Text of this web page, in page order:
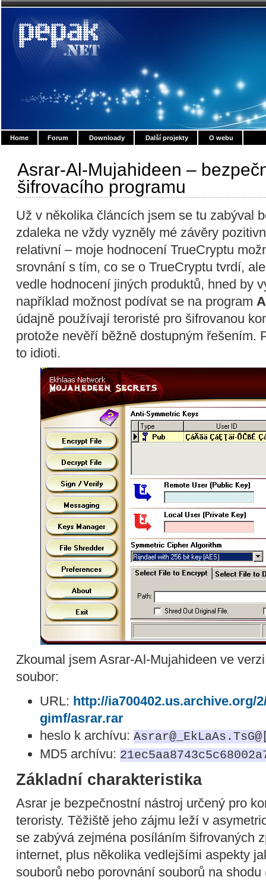
Home Forum Downloady Další projekty O webu
Asrar-Al-Mujahideen –
šifrovacího programu
Už v několika článcích jsem se tu zabýval
zdaleka ne vždy vyzněly mé závěry
relativní – moje hodnocení TrueCryptu
srovnání s tím, co se o TrueCryptu tvrdí,
vedle hodnocení jiných produktů, hned by
například možnost podívat se na program
údajně používají teroristé pro šifrovanou
protože nevěří běžně dostupným řešením.
to idioti.
Zkoumal jsem Asrar-Al-Mujahideen ve
soubor:
URL: http://ia700402.us.archive.org/
gimf/asrar.rar
heslo k archívu:
MD5 archívu:
Základní charakteristika
Asrar je bezpečnostní nástroj určený pro
teroristy. Těžiště jeho zájmu leží v
se zabývá zejména posíláním šifrovaných
internet, plus několika vedlejšími aspekty
souborů nebo porovnání souborů na